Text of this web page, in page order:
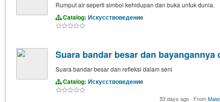
Rumput air seperti simbol kehidupan dan buka untuk dunia.
Catalog: Искусствоведение
Suara bandar besar dan bayangannya
Suara bandar besar dan refleksi dalam seni
Catalog: Искусствоведение
53 days ago · From